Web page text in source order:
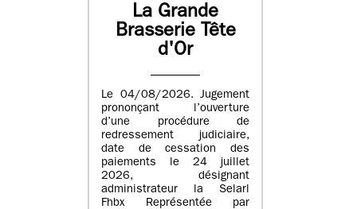
La Grande
Brasserie Tête
d'Or
Le 04/08/2026. Jugement
prononçant l’ouverture
d’une procédure de
redressement judiciaire,
date de cessation des
paiements le 24 juillet
2026, désignant
administrateur la Selarl
Fhbx Représentée par